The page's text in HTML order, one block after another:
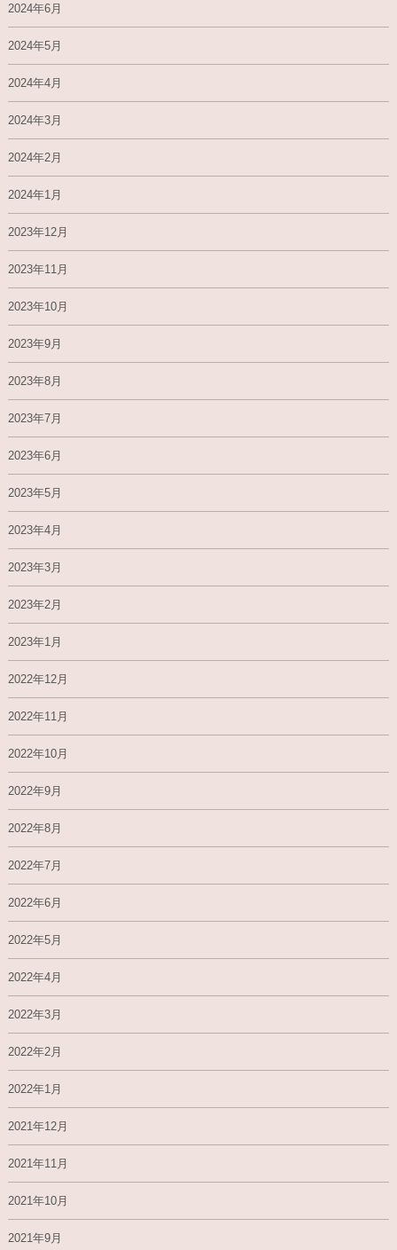
2024年6月
2024年5月
2024年4月
2024年3月
2024年2月
2024年1月
2023年12月
2023年11月
2023年10月
2023年9月
2023年8月
2023年7月
2023年6月
2023年5月
2023年4月
2023年3月
2023年2月
2023年1月
2022年12月
2022年11月
2022年10月
2022年9月
2022年8月
2022年7月
2022年6月
2022年5月
2022年4月
2022年3月
2022年2月
2022年1月
2021年12月
2021年11月
2021年10月
2021年9月